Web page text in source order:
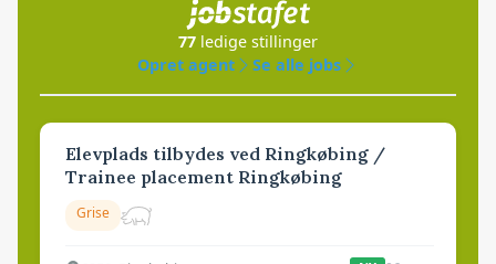
77 ledige stillinger
Opret agent
Se alle jobs
Elevplads tilbydes ved Ringkøbing /
Trainee placement Ringkøbing
Grise